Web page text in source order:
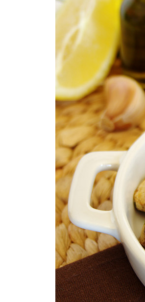
COMPRAR LIVRO COMPRAR